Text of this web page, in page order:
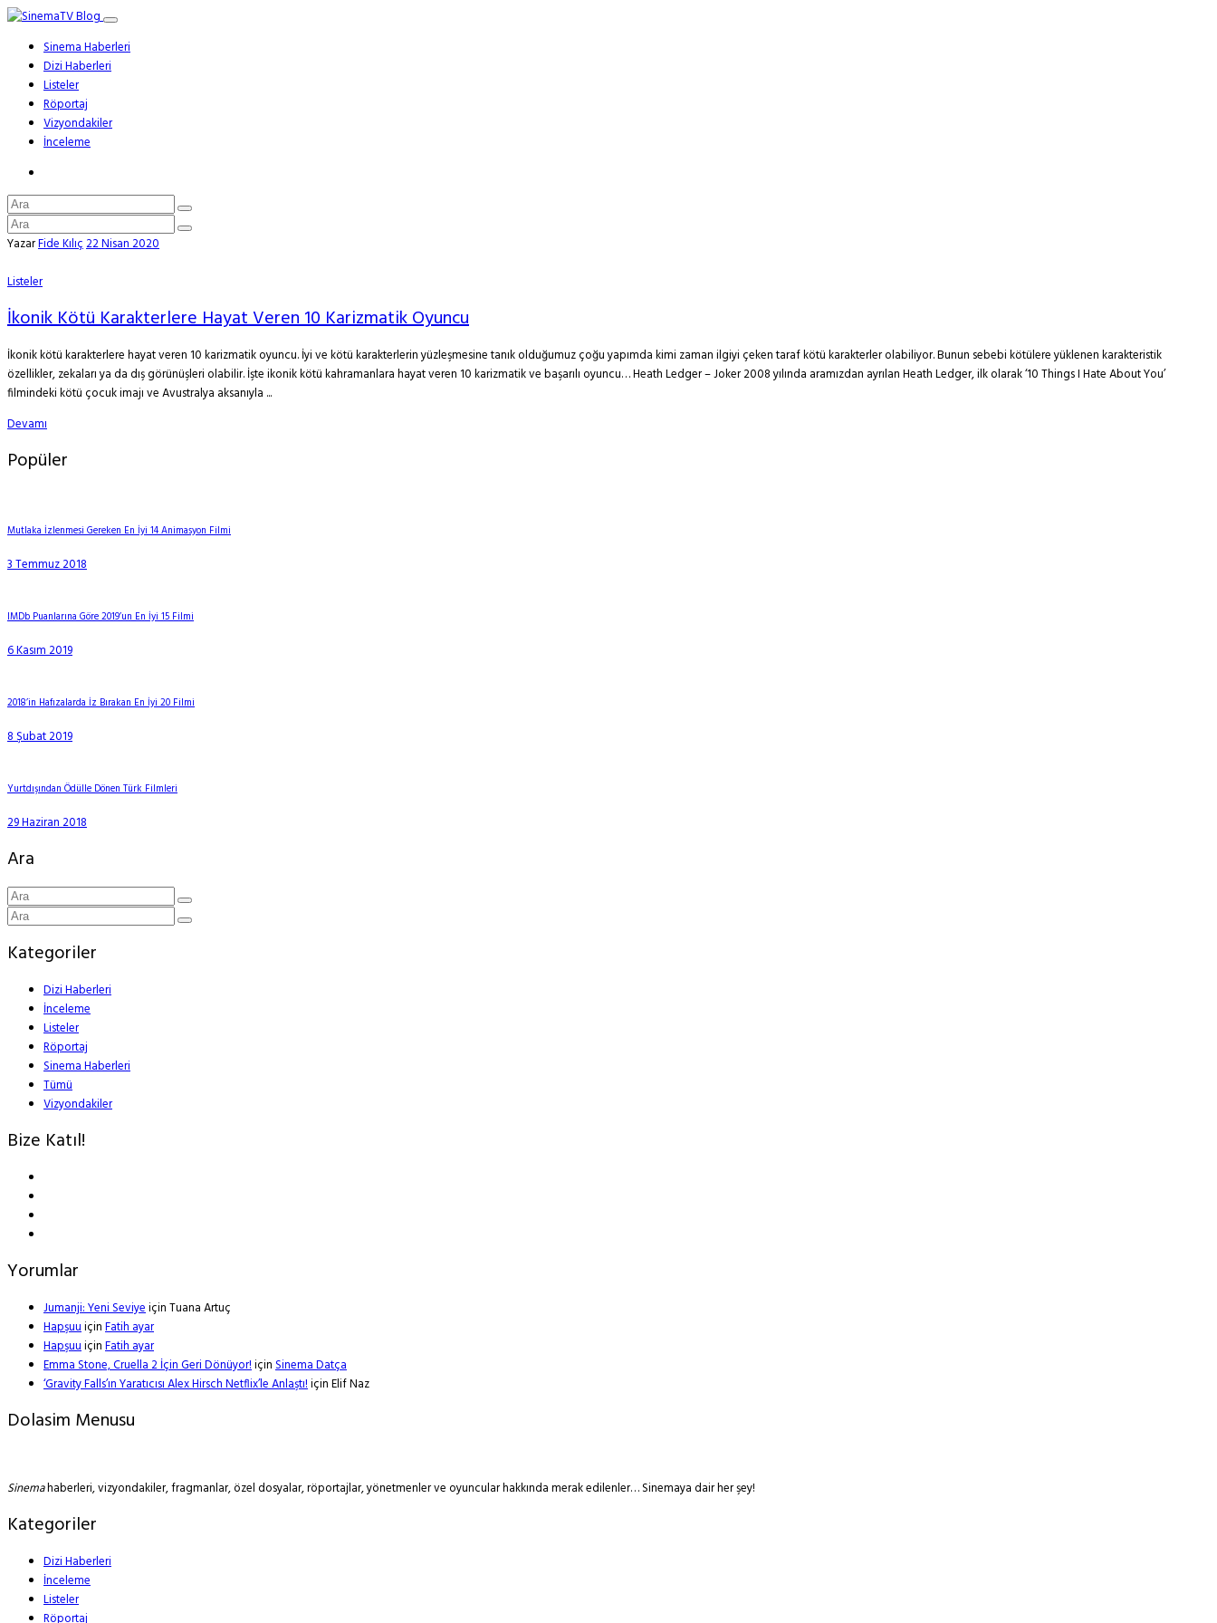
Sinema Haberleri
Dizi Haberleri
Listeler
Röportaj
Vizyondakiler
İnceleme
YazarFide Kılıç22 Nisan 2020
Listeler
İkonik Kötü Karakterlere Hayat Veren 10 Karizmatik Oyuncu
İkonik kötü karakterlere hayat veren 10 karizmatik oyuncu. İyi ve kötü karakterlerin yüzleşmesine tanık olduğumuz çoğu yapımda kimi zaman ilgiyi çeken taraf kötü karakterler olabiliyor. Bunun sebebi kötülere yüklenen karakteristik
özellikler, zekaları ya da dış görünüşleri olabilir. İşte ikonik kötü kahramanlara hayat veren 10 karizmatik ve başarılı oyuncu… Heath Ledger – Joker 2008 yılında aramızdan ayrılan Heath Ledger, ilk olarak ‘10 Things I Hate About You’
filmindeki kötü çocuk imajı ve Avustralya aksanıyla ...
Devamı
Popüler
Mutlaka İzlenmesi Gereken En İyi 14 Animasyon Filmi
3 Temmuz 2018
IMDb Puanlarına Göre 2019’un En İyi 15 Filmi
6 Kasım 2019
2018’in Hafızalarda İz Bırakan En İyi 20 Filmi
8 Şubat 2019
Yurtdışından Ödülle Dönen Türk Filmleri
29 Haziran 2018
Ara
Kategoriler
Dizi Haberleri
İnceleme
Listeler
Röportaj
Sinema Haberleri
Tümü
Vizyondakiler
Bize Katıl!
Yorumlar
Jumanji: Yeni SeviyeiçinTuana Artuç
HapşuuiçinFatih ayar
HapşuuiçinFatih ayar
Emma Stone, Cruella 2 İçin Geri Dönüyor!içinSinema Datça
‘Gravity Falls’ın Yaratıcısı Alex Hirsch Netflix’le Anlaştı!içinElif Naz
Dolasim Menusu
Sinemahaberleri, vizyondakiler, fragmanlar, özel dosyalar, röportajlar, yönetmenler ve oyuncular hakkında merak edilenler… Sinemaya dair her şey!
Kategoriler
Dizi Haberleri
İnceleme
Listeler
Röportaj